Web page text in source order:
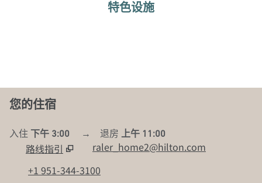
特色设施
健身中心
您的住宿
入住 下午 3:00 → 退房 上午 11:00
路线指引
打开新标签
raler_home2@hilton.com
+1 951-344-3100